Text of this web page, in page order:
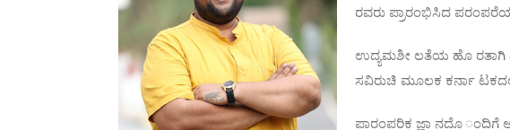
ರವರು ಪ್ರಾರಂಭಿಸಿದ
ಉದ್ಯಮಶೀ ಲತೆಯ ಹೊ ರತಾಗಿ
ಸವಿರುಚಿ ಮೂಲಕ ಕರ್ನಾ
ಪಾರಂಪರಿಕ ಜ್ಞಾ ನದೊ